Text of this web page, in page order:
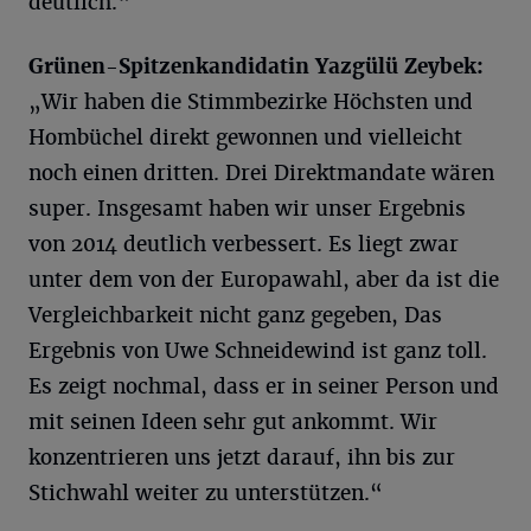
Grünen-Spitzenkandidatin Yazgülü Zeybek:
„Wir haben die Stimmbezirke Höchsten und
Hombüchel direkt gewonnen und vielleicht
noch einen dritten. Drei Direktmandate wären
super. Insgesamt haben wir unser Ergebnis
von 2014 deutlich verbessert. Es liegt zwar
unter dem von der Europawahl, aber da ist die
Vergleichbarkeit nicht ganz gegeben, Das
Ergebnis von Uwe Schneidewind ist ganz toll.
Es zeigt nochmal, dass er in seiner Person und
mit seinen Ideen sehr gut ankommt. Wir
konzentrieren uns jetzt darauf, ihn bis zur
Stichwahl weiter zu unterstützen.“